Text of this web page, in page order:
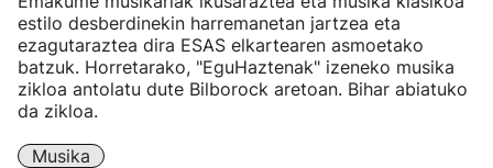
estilo desberdinekin harremanetan jartzea eta
ezagutaraztea dira ESAS elkartearen asmoetako
batzuk. Horretarako, "EguHaztenak" izeneko musika
zikloa antolatu dute Bilborock aretoan. Bihar abiatuko
da zikloa.
Musika